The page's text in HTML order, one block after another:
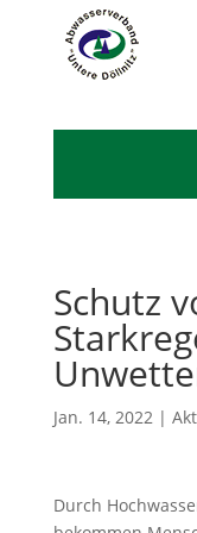
Schutz
Jan. 14, 2022|
Durch